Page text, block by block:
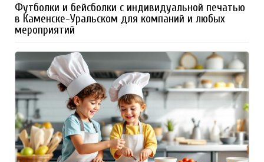
Футболки и бейсболки с индивидуальной печатью
в Каменске-Уральском для компаний и любых
мероприятий